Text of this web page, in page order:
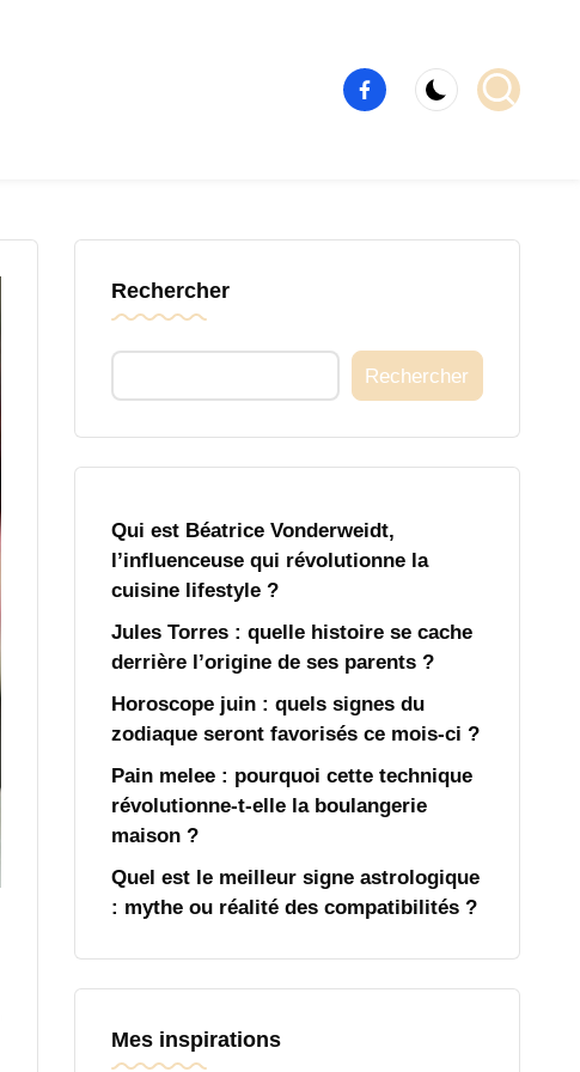
Élément
de
Rechercher
Rechercher
Qui est Béatrice Vonderweidt,
l’influenceuse qui révolutionne la
cuisine lifestyle ?
Jules Torres : quelle histoire se cache
derrière l’origine de ses parents ?
Horoscope juin : quels signes du
zodiaque seront favorisés ce mois-ci ?
Pain melee : pourquoi cette technique
révolutionne-t-elle la boulangerie
maison ?
Quel est le meilleur signe astrologique
: mythe ou réalité des compatibilités ?
Mes inspirations